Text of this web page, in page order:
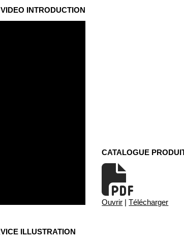
INTRODUCTION
CATALOGUE
Ouvrir | Télécharger
ILLUSTRATION